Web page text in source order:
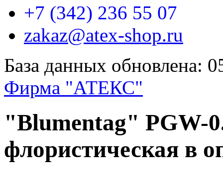
+7 (342) 236 55 07
zakaz@atex-shop.ru
База данных обновлена:
Фирма "АТЕКС"
"Blumentag" PGW-
флористическая в